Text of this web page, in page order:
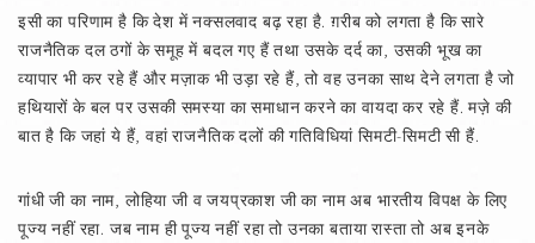
इसी का परिणाम है कि देश में नक्सलवाद बढ़ रहा है. ग़रीब को लगता है कि सारे
राजनैतिक दल ठगों के समूह में बदल गए हैं तथा उसके दर्द का, उसकी भूख का
व्यापार भी कर रहे हैं और मज़ाक भी उड़ा रहे हैं, तो वह उनका साथ देने लगता है जो
हथियारों के बल पर उसकी समस्या का समाधान करने का वायदा कर रहे हैं. मज़े की
बात है कि जहां ये हैं, वहां राजनैतिक दलों की गतिविधियां सिमटी-सिमटी सी हैं.
गांधी जी का नाम, लोहिया जी व जयप्रकाश जी का नाम अब भारतीय विपक्ष के लिए
पूज्य नहीं रहा. जब नाम ही पूज्य नहीं रहा तो उनका बताया रास्ता तो अब इनके